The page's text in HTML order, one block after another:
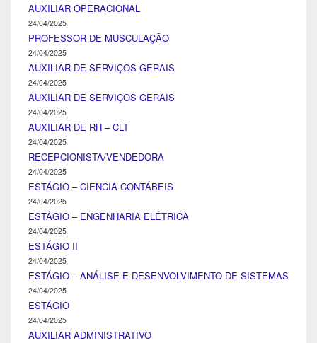
AUXILIAR OPERACIONAL
24/04/2025
PROFESSOR DE MUSCULAÇÃO
24/04/2025
AUXILIAR DE SERVIÇOS GERAIS
24/04/2025
AUXILIAR DE SERVIÇOS GERAIS
24/04/2025
AUXILIAR DE RH – CLT
24/04/2025
RECEPCIONISTA/VENDEDORA
24/04/2025
ESTÁGIO – CIÊNCIA CONTÁBEIS
24/04/2025
ESTÁGIO – ENGENHARIA ELÉTRICA
24/04/2025
ESTÁGIO II
24/04/2025
ESTÁGIO – ANÁLISE E DESENVOLVIMENTO DE SISTEMAS
24/04/2025
ESTÁGIO
24/04/2025
AUXILIAR ADMINISTRATIVO